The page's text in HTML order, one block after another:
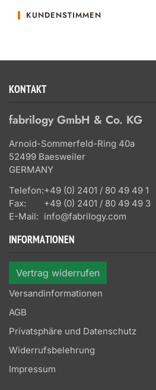
KUNDENSTIMMEN
KONTAKT
fabrilogy GmbH & Co. KG
Arnold-Sommerfeld-Ring 40a
52499 Baesweiler
GERMANY
Telefon:+49 (0) 2401 / 80 49 49 1
Fax:
+49 (0) 2401 / 80 49 49 3
E-Mail: info@fabrilogy.com
INFORMATIONEN
Vertrag widerrufen
Versandinformationen
AGB
Privatsphäre und Datenschutz
Widerrufsbelehrung
Impressum